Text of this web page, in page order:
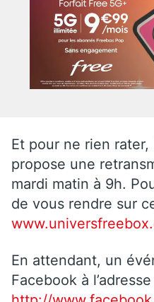
Et pour ne rien
propose une
mardi matin à 9h.
de vous rendre sur
En attendant, un
Facebook à